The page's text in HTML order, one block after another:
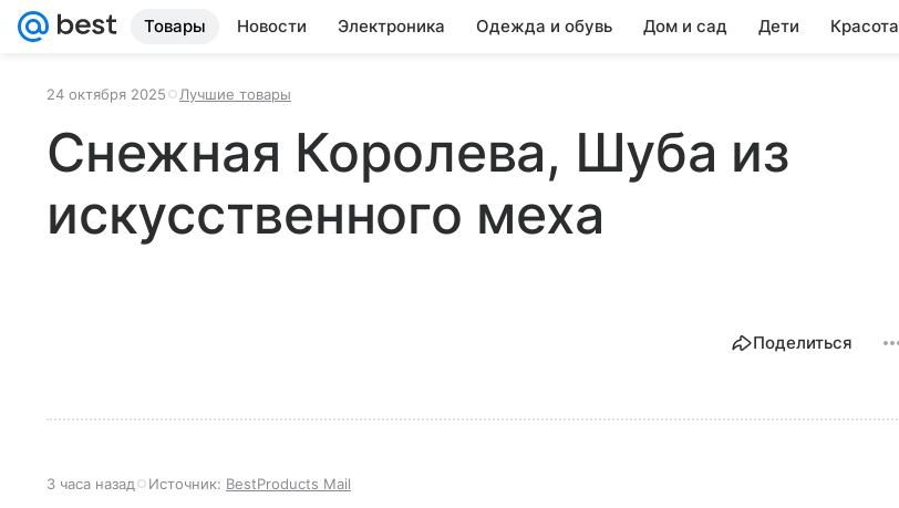
Товары Новости Электроника Одежда и обувь Дом и сад Дети Красота
24 октября 2025 Лучшие товары
Снежная Королева, Шуба из
искусственного меха
Поделиться
3 часа назад Источник: BestProducts Mail